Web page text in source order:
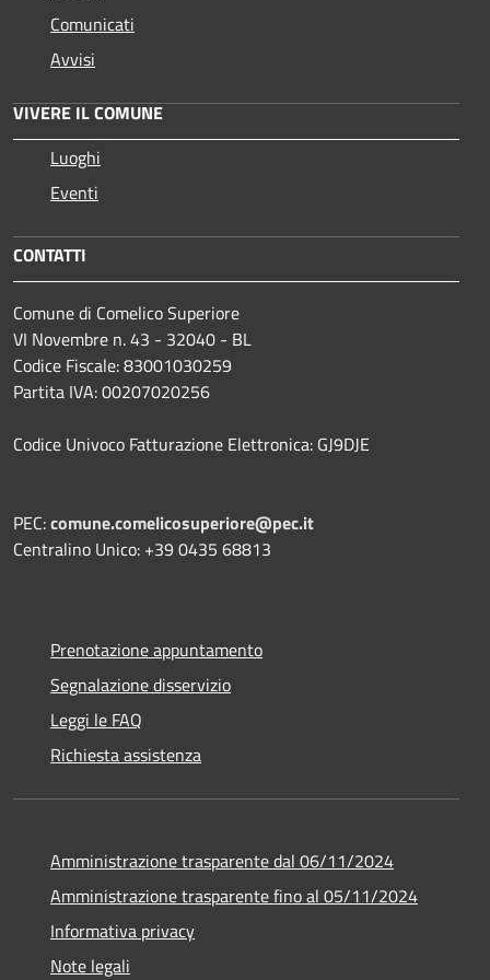
Comunicati
Avvisi
VIVERE IL COMUNE
Luoghi
Eventi
CONTATTI
Comune di Comelico Superiore
VI Novembre n. 43 - 32040 - BL
Codice Fiscale: 83001030259
Partita IVA: 00207020256
Codice Univoco Fatturazione Elettronica: GJ9DJE
PEC:comune.comelicosuperiore@pec.it
Centralino Unico: +39 0435 68813
Prenotazione appuntamento
Segnalazione disservizio
Leggi le FAQ
Richiesta assistenza
Amministrazione trasparente dal 06/11/2024
Amministrazione trasparente fino al 05/11/2024
Informativa privacy
Note legali